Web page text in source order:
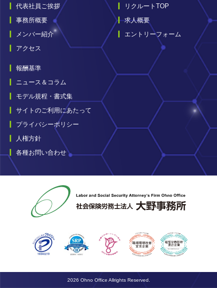
代表社員ご挨拶
事務所概要
メンバー紹介
アクセス
リクルートTOP
求人概要
エントリーフォーム
報酬基準
ニュース＆コラム
モデル規程・書式集
サイトのご利用にあたって
プライバシーポリシー
人権方針
各種お問い合わせ
2026 Ohno Office Allrights Reserved.